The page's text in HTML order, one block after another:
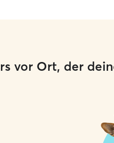
vor Ort, der